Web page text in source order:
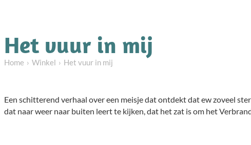
Het vuur in mij
Home Winkel Het vuur in mij
Een schitterend verhaal over een meisje dat ontdekt dat ew zoveel
dat naar weer naar buiten leert te kijken, dat het zat is om het